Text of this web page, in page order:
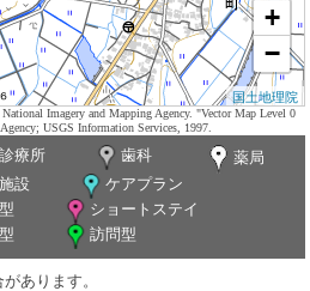
+
−
国土地理院
Imagery and Mapping Agency. "Vector Map Level 0
USGS Information Services, 1997.
療所 歯科
薬局
設
ケアプラン
ショートステイ
訪問型
あります。